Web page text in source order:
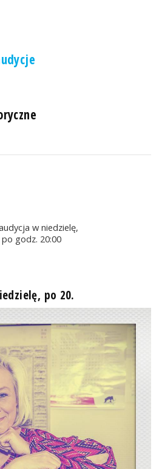
w niedzielę,
godz. 20:00
po 20.